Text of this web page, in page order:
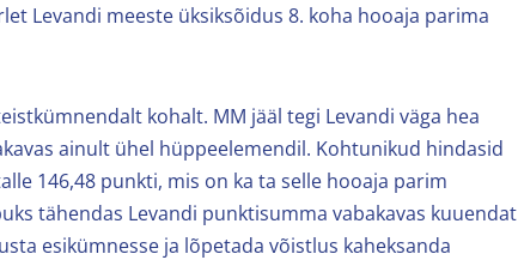
Levandi meeste üksiksõidus 8. koha hooaja parima
kohalt. MM jääl tegi Levandi väga hea
ainult ühel hüppeelemendil. Kohtunikud hindasid
146,48 punkti, mis on ka ta selle hooaja parim
tähendas Levandi punktisumma vabakavas kuuendat
esikümnesse ja lõpetada võistlus kaheksanda